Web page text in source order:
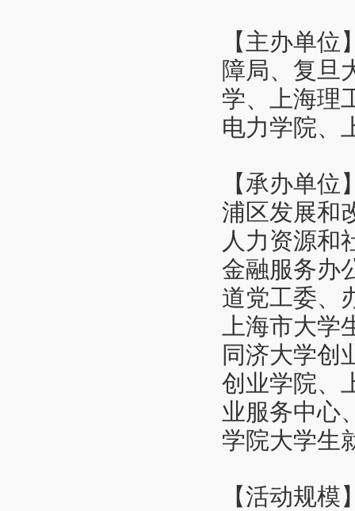
【主办单
障局、复旦
学、上海理
电力学院、
【承办单
浦区发展和
人力资源和
金融服务办
道党工委、
上海市大学
同济大学创
创业学院、
业服务中心
学院大学生
【活动规模